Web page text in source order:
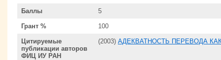
Баллы 5
Грант % 100
Цитируемые
публикации авторов
ФИЦ ИУ РАН
(2003) АДЕКВАТНОСТЬ ПЕРЕВОДА